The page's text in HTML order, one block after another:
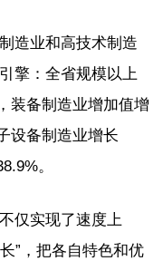
造业和高技术制造
擎：全省规模以上
装备制造业增加值增
设备制造业增长
。
仅实现了速度上
”，把各自特色和优